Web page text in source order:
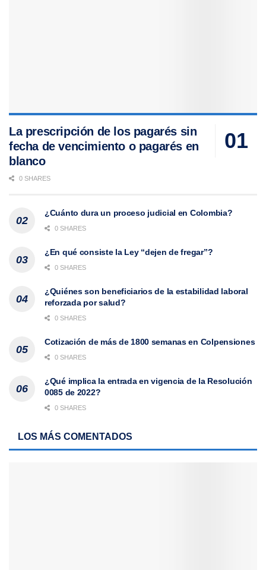
La prescripción de los pagarés sin
fecha de vencimiento o pagarés en
blanco
0 SHARES
¿Cuánto dura un proceso judicial en Colombia?
0 SHARES
¿En qué consiste la Ley “dejen de fregar”?
0 SHARES
¿Quiénes son beneficiarios de la estabilidad laboral
reforzada por salud?
0 SHARES
Cotización de más de 1800 semanas en Colpensiones
0 SHARES
¿Qué implica la entrada en vigencia de la Resolución
0085 de 2022?
0 SHARES
LOS MÁS COMENTADOS